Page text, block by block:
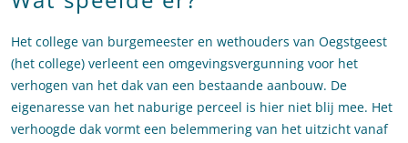
Het college van burgemeester en wethouders van Oegstgeest
(het college) verleent een omgevingsvergunning voor het
verhogen van het dak van een bestaande aanbouw. De
eigenaresse van het naburige perceel is hier niet blij mee. Het
verhoogde dak vormt een belemmering van het uitzicht vanaf